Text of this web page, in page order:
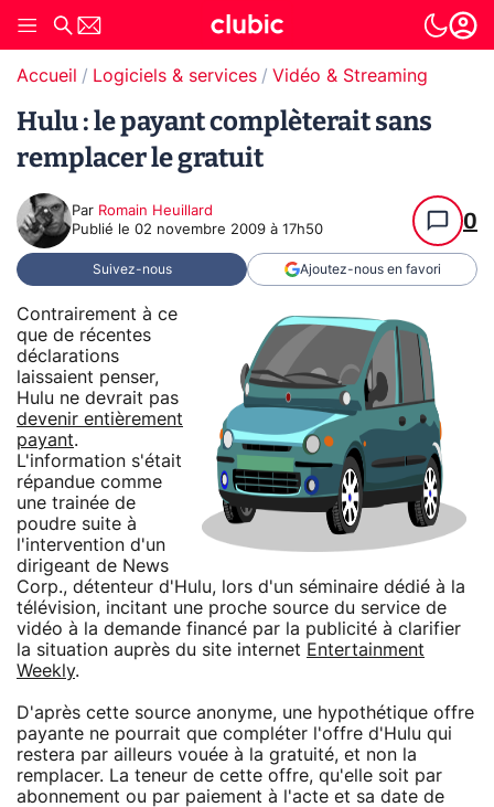
Accueil Logiciels & services Vidéo & Streaming
Hulu : le payant complèterait sans
remplacer le gratuit
Par Romain Heuillard
Publié le 02 novembre 2009 à 17h50 0
Suivez-nous Ajoutez-nous en favori
Contrairement à ce
que de récentes
déclarations
laissaient penser,
Hulu ne devrait pas
devenir entièrement
payant.
L'information s'était
répandue comme
une trainée de
poudre suite à
l'intervention d'un
dirigeant de News
Corp., détenteur d'Hulu, lors d'un séminaire dédié à la
télévision, incitant une proche source du service de
vidéo à la demande financé par la publicité à clarifier
la situation auprès du site internet Entertainment
Weekly.
D'après cette source anonyme, une hypothétique offre
payante ne pourrait que compléter l'offre d'Hulu qui
restera par ailleurs vouée à la gratuité, et non la
remplacer. La teneur de cette offre, qu'elle soit par
abonnement ou par paiement à l'acte et sa date de